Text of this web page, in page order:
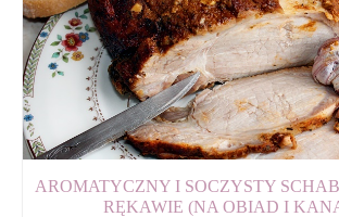
AROMATYCZNY I SOCZYSTY
RĘKAWIE (NA OBIAD I